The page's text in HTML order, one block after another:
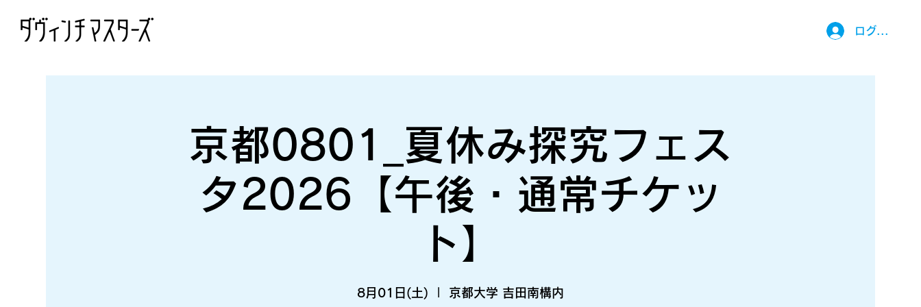
京都0801_夏休み探究フェス
タ2026【午後・通常チケッ
ト】
8月01日(土) 京都大学 吉田南構内
ログイン